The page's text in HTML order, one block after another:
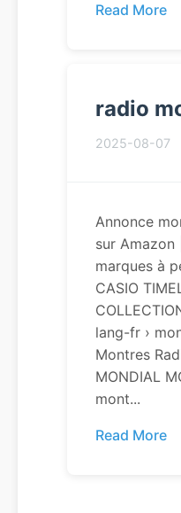
Read More
radio
2025-08-07
Annonce
sur Amazon
marques à
CASIO
lang-fr ›
Montres
MONDIAL
mont...
Read More